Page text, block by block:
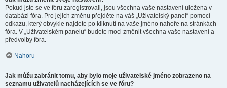
Pokud jste se ve fóru zaregistrovali, jsou všechna vaše nastavení uložena v
databázi fóra. Pro jejich změnu přejděte na váš „Uživatelský panel“ pomocí
odkazu, který obvykle najdete po kliknutí na vaše jméno nahoře na stránkách
fóra. V „Uživatelském panelu“ budete moci změnit všechna vaše nastavení a
předvolby fóra.
Nahoru
Jak můžu zabránit tomu, aby bylo moje uživatelské jméno zobrazeno na
seznamu uživatelů nacházejících se ve fóru?